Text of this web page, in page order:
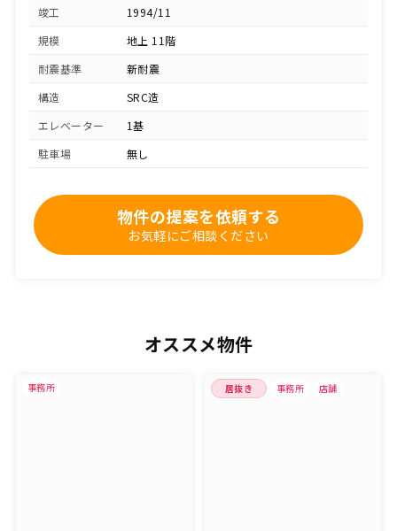
竣工
1994/11
規模
地上 11階
耐震基準
新耐震
構造
SRC造
エレベーター
1基
駐車場
無し
物件の提案を依頼する
お気軽にご相談ください
オススメ物件
事務所 居抜き 事務所 店舗